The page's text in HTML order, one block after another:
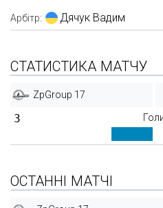
Арбітр: Дячук Вадим
СТАТИСТИКА МАТЧУ
ZpGroup 17
3
ОСТАННІ МАТЧІ